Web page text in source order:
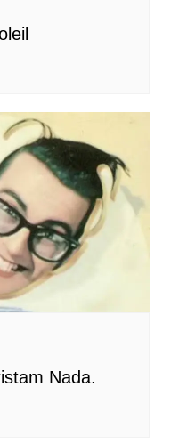
Nada.